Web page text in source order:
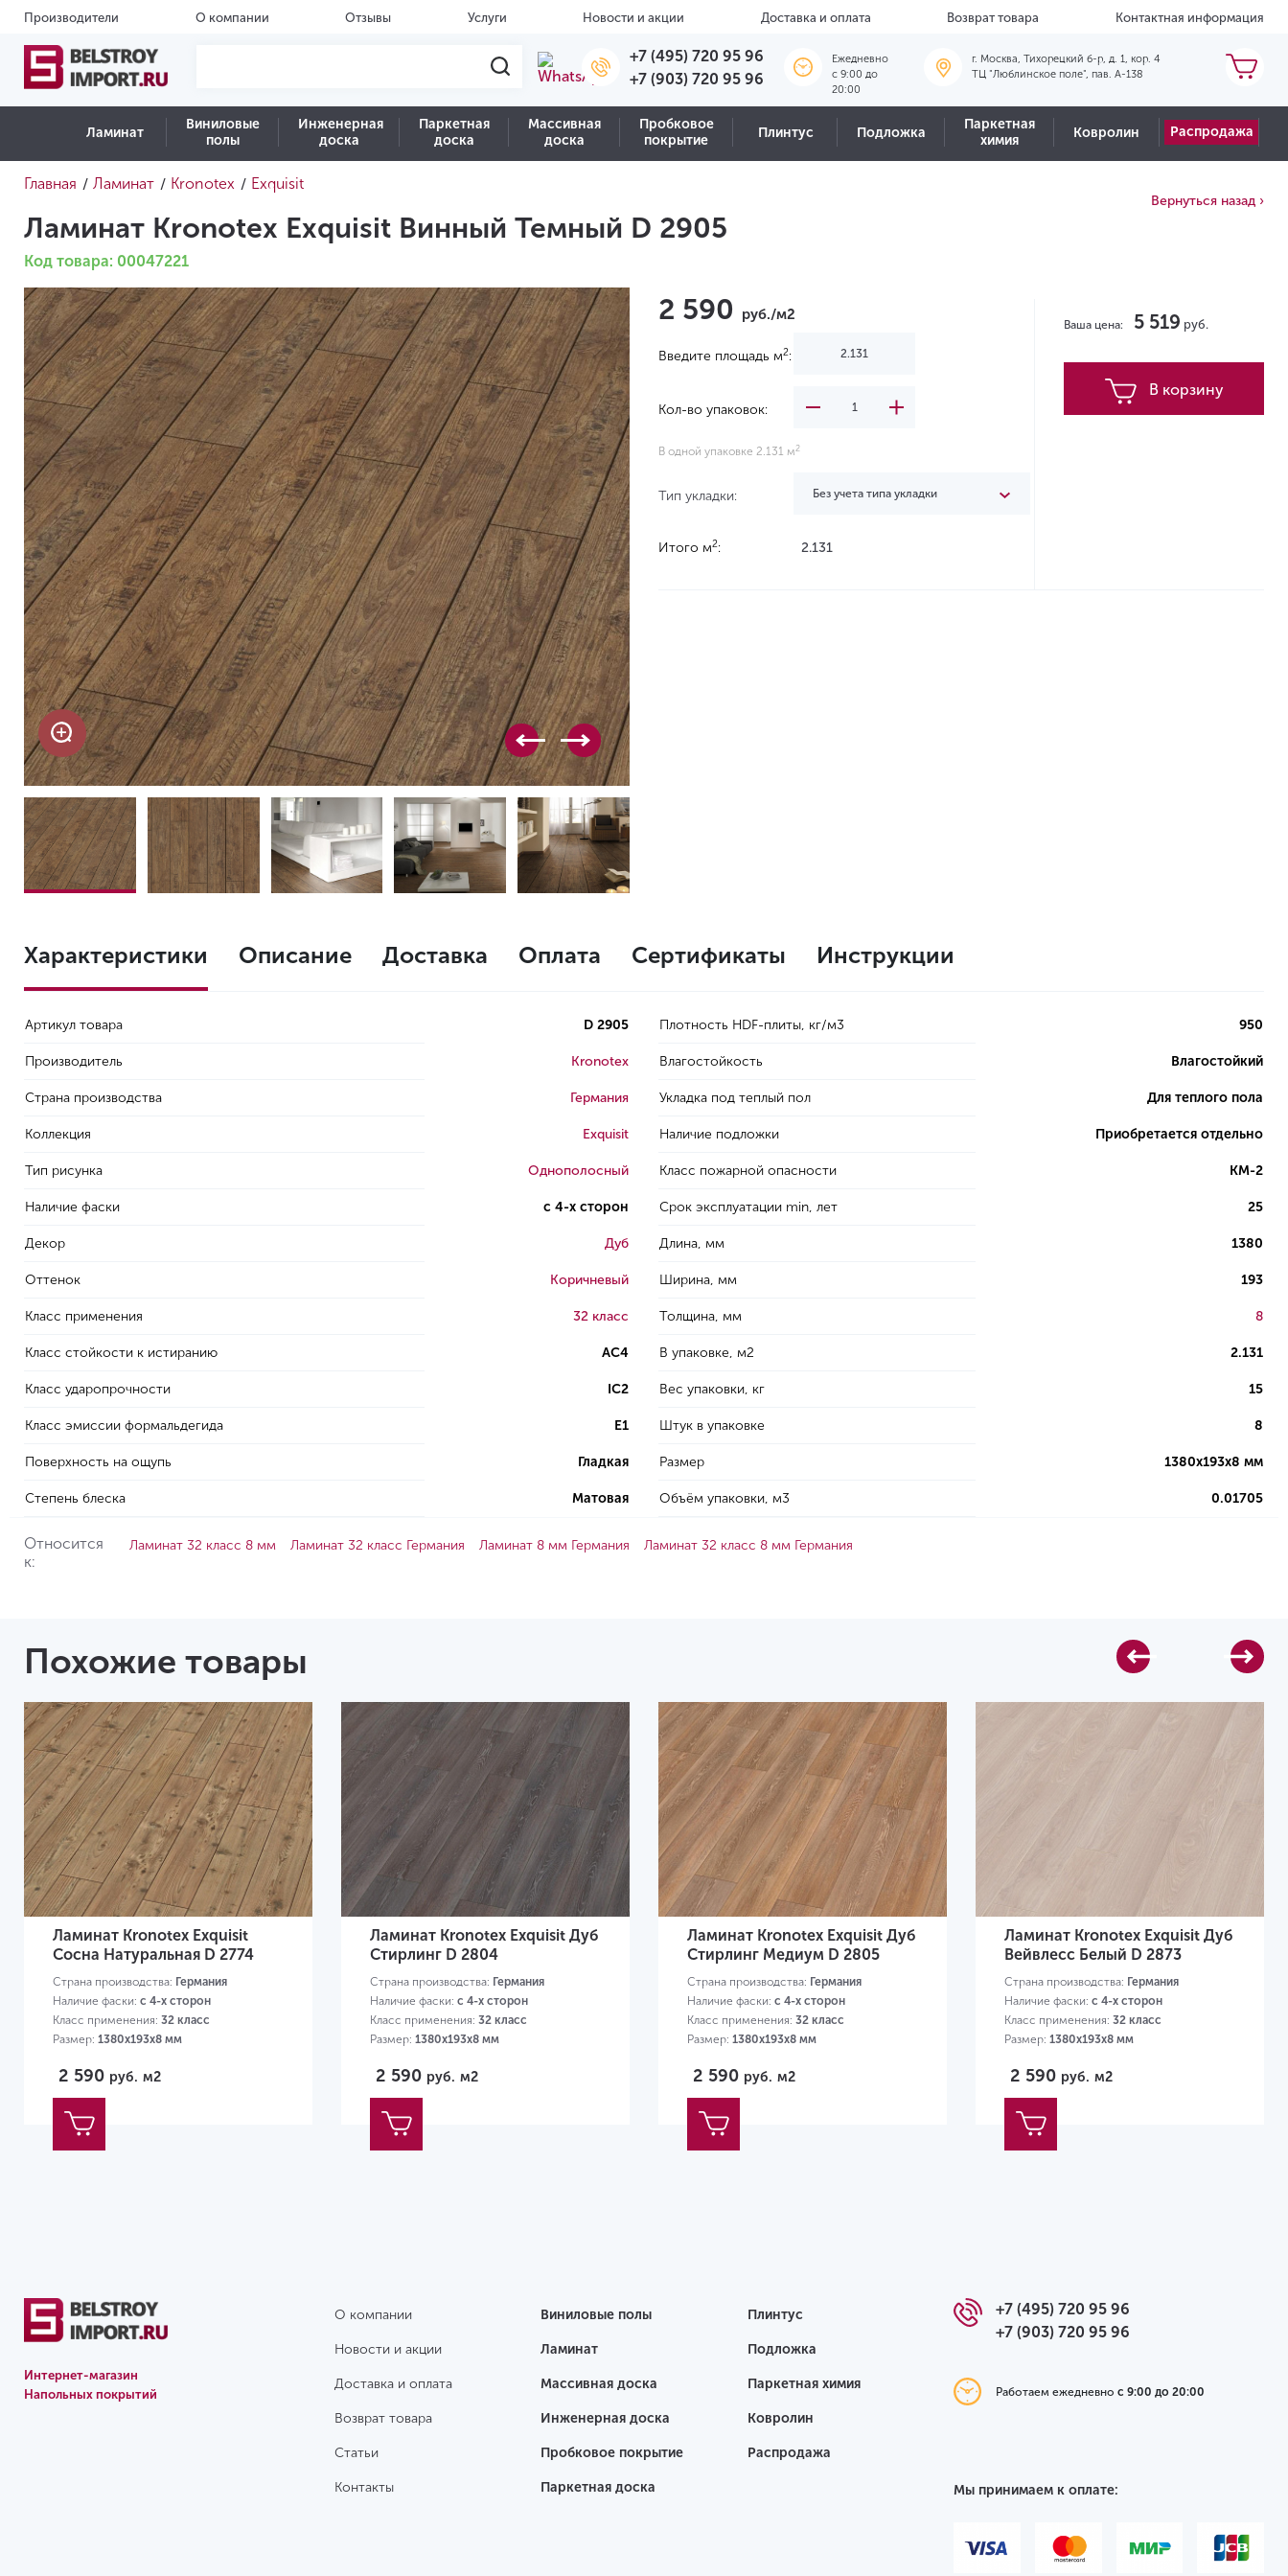
Производители О компании Отзывы Услуги Новости и акции Доставка и оплата Возврат товара Контактная информация
+7 (495) 720 95 96
+7 (903) 720 95 96
Ежедневно
c 9:00 до
20:00
г. Москва, Тихорецкий б-р, д. 1, кор. 4
ТЦ "Люблинское поле", пав. А-138
Ламинат
Виниловые
полы
Инженерная
доска
Паркетная
доска
Массивная
доска
Пробковое
покрытие
Плинтус Подложка
Паркетная
химия
Ковролин Распродажа
Главная / Ламинат / Kronotex / Exquisit
Ламинат Kronotex Exquisit Винный Темный D 2905
Код товара: 00047221
Вернуться назад ›
2 590 руб./м2
Введите площадь м2:
Кол-во упаковок:
В одной упаковке 2.131 м 2
Тип укладки: Без учета типа укладки
Итого м2: 2.131
Ваша цена: 5 519 руб.
В корзину
Характеристики Описание Доставка Оплата Сертификаты Инструкции
Артикул товара D 2905
Производитель Kronotex
Страна производства Германия
Коллекция Exquisit
Тип рисунка Однополосный
Наличие фаски с 4-х сторон
Декор Дуб
Оттенок Коричневый
Класс применения 32 класс
Класс стойкости к истиранию AC4
Класс ударопрочности IC2
Класс эмиссии формальдегида E1
Поверхность на ощупь Гладкая
Степень блеска Матовая
Плотность HDF-плиты, кг/м3 950
Влагостойкость Влагостойкий
Укладка под теплый пол Для теплого пола
Наличие подложки Приобретается отдельно
Класс пожарной опасности КМ-2
Срок эксплуатации min, лет 25
Длина, мм 1380
Ширина, мм 193
Толщина, мм 8
В упаковке, м2 2.131
Вес упаковки, кг 15
Штук в упаковке 8
Размер 1380х193х8 мм
Объём упаковки, м3 0.01705
Относится
к:
Ламинат 32 класс 8 мм Ламинат 32 класс Германия Ламинат 8 мм Германия Ламинат 32 класс 8 мм Германия
Похожие товары
Ламинат Kronotex Exquisit
Сосна Натуральная D 2774
Страна производства: Германия
Наличие фаски: с 4-х сторон
Класс применения: 32 класс
Размер: 1380х193х8 мм
2 590 руб. м2
Ламинат Kronotex Exquisit Дуб
Стирлинг D 2804
Страна производства: Германия
Наличие фаски: с 4-х сторон
Класс применения: 32 класс
Размер: 1380х193х8 мм
2 590 руб. м2
Ламинат Kronotex Exquisit Дуб
Стирлинг Медиум D 2805
Страна производства: Германия
Наличие фаски: с 4-х сторон
Класс применения: 32 класс
Размер: 1380х193х8 мм
2 590 руб. м2
Ламинат Kronotex Exquisit Дуб
Вейвлесс Белый D 2873
Страна производства: Германия
Наличие фаски: с 4-х сторон
Класс применения: 32 класс
Размер: 1380х193х8 мм
2 590 руб. м2
Интернет-магазин
Напольных покрытий
О компании
Новости и акции
Доставка и оплата
Возврат товара
Статьи
Контакты
Виниловые полы
Ламинат
Массивная доска
Инженерная доска
Пробковое покрытие
Паркетная доска
Плинтус
Подложка
Паркетная химия
Ковролин
Распродажа
+7 (495) 720 95 96
+7 (903) 720 95 96
Работаем ежедневнос 9:00 до 20:00
Мы принимаем к оплате: